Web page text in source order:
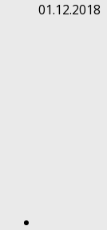
01.12.2018